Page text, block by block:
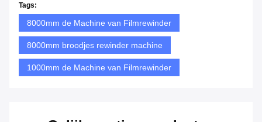
Tags:
8000mm de Machine van Filmrewinder
8000mm broodjes rewinder machine
1000mm de Machine van Filmrewinder